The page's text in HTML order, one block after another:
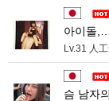
아이돌,…
Lv.31 人
슴 남자